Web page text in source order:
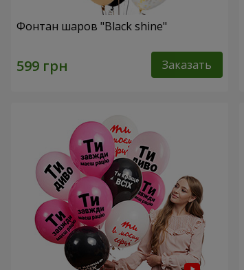
Фонтан шаров "Black shine"
Заказать